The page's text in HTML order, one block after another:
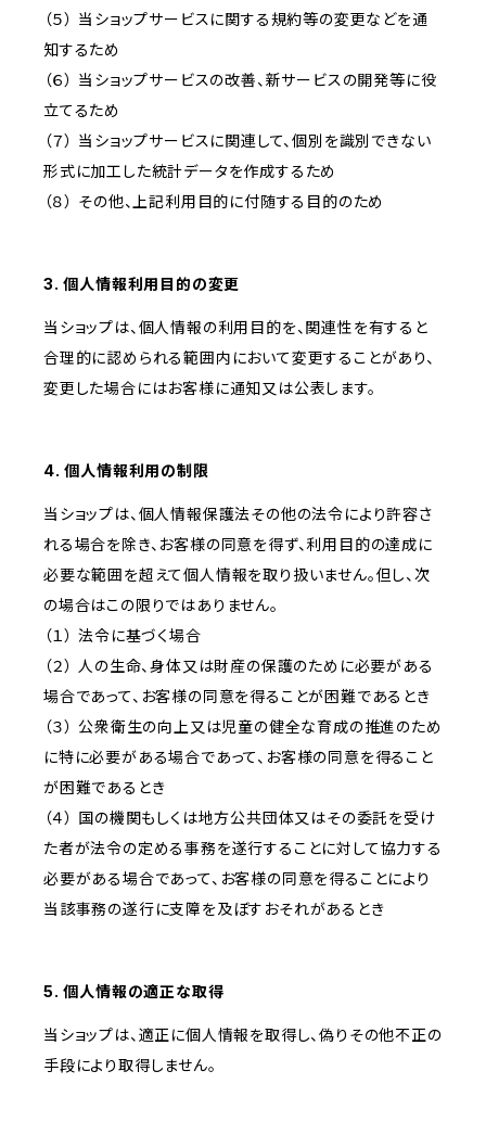
（５） 当ショップサービスに関する規約等の変更などを通
知するため
（６） 当ショップサービスの改善、新サービスの開発等に役
立てるため
（７） 当ショップサービスに関連して、個別を識別できない
形式に加工した統計データを作成するため
（８） その他、上記利用目的に付随する目的のため
3. 個人情報利用目的の変更
当ショップは、個人情報の利用目的を、関連性を有すると
合理的に認められる範囲内において変更することがあり、
変更した場合にはお客様に通知又は公表します。
4. 個人情報利用の制限
当ショップは、個人情報保護法その他の法令により許容さ
れる場合を除き、お客様の同意を得ず、利用目的の達成に
必要な範囲を超えて個人情報を取り扱いません。但し、次
の場合はこの限りではありません。
（１） 法令に基づく場合
（２） 人の生命、身体又は財産の保護のために必要がある
場合であって、お客様の同意を得ることが困難であるとき
（３） 公衆衛生の向上又は児童の健全な育成の推進のため
に特に必要がある場合であって、お客様の同意を得ること
が困難であるとき
（４） 国の機関もしくは地方公共団体又はその委託を受け
た者が法令の定める事務を遂行することに対して協力する
必要がある場合であって、お客様の同意を得ることにより
当該事務の遂行に支障を及ぼすおそれがあるとき
5. 個人情報の適正な取得
当ショップは、適正に個人情報を取得し、偽りその他不正の
手段により取得しません。